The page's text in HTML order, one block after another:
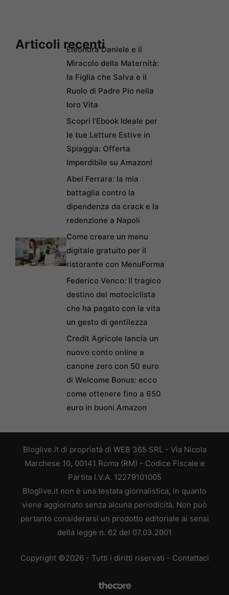
Articoli recentiEleonora Daniele e il
Miracolo della Maternità:
la Figlia che Salva e il
Ruolo di Padre Pio nella
loro Vita
Scopri l’Ebook Ideale per
le tue Letture Estive in
Spiaggia: Offerta
Imperdibile su Amazon!
Abel Ferrara: la mia
battaglia contro la
dipendenza da crack e la
redenzione a Napoli
Come creare un menu
digitale gratuito per il
ristorante con MenuForma
Federico Venco: Il tragico
destino del motociclista
che ha pagato con la vita
un gesto di gentilezza
Credit Agricole lancia un
nuovo conto online a
canone zero con 50 euro
di Welcome Bonus: ecco
come ottenere fino a 650
euro in buoni Amazon
Bloglive.it di proprietà di WEB 365 SRL - Via Nicola
Marchese 10, 00141 Roma (RM) - Codice Fiscale e
Partita I.V.A. 12279101005
Bloglive.it non è una testata giornalistica, in quanto
viene aggiornato senza alcuna periodicità. Non può
pertanto considerarsi un prodotto editoriale ai sensi
della legge n. 62 del 07.03.2001
Copyright ©2026 - Tutti i diritti riservati - Contattaci